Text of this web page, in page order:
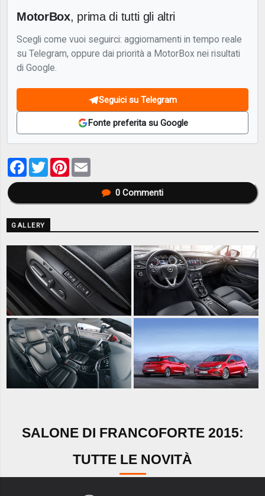
MotorBox, prima di tutti gli altri
Scegli come vuoi seguirci: aggiornamenti in tempo reale
su Telegram, oppure dai priorità a MotorBox nei risultati
di Google.
Seguici su Telegram
Fonte preferita su Google
Facebook
TwitterPinterest
0Commenti
GALLERY
SALONE DI FRANCOFORTE 2015:
TUTTE LE NOVITÀ